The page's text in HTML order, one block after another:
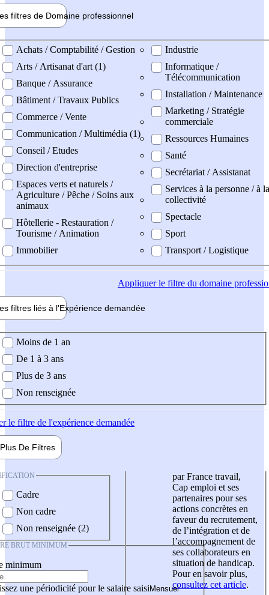
filtres de Domaine professionnel
professionel
Achats / Comptabilité / Gestion
Arts / Artisanat d'art (1)
Banque / Assurance
Bâtiment / Travaux Publics
Commerce / Vente
Communication / Multimédia (1)
Conseil / Etudes
Direction d'entreprise
Espaces verts et naturels /
Agriculture / Pêche / Soins aux
animaux
Hôtellerie - Restauration /
Tourisme / Animation
Immobilier
Industrie
Informatique /
Télécommunication
Installation / Maintenance
Marketing / Stratégie
commerciale
Ressources Humaines
Santé
Secrétariat / Assistanat
Services à la personne / à la
collectivité
Spectacle
Sport
Transport / Logistique
Appliquerle filtre du domaine
filtres liés à l'Expérience demandée
demandée
Moins de 1 an
De 1 à 3 ans
Plus de 3 ans
Non renseignée
le filtre de l'expérience demandée
Plus De Filtres
Cadre
Non cadre
Non renseignée (2)
BRUT MINIMUM
minimum
une périodicité pour le salaire saisi
par France travail,
Cap emploi et ses
partenaires pour ses
actions concrètes en
faveur du recrutement,
de l’intégration et de
l’accompagnement de
ses collaborateurs en
situation de handicap.
Pour en savoir plus,
consultez cet article.